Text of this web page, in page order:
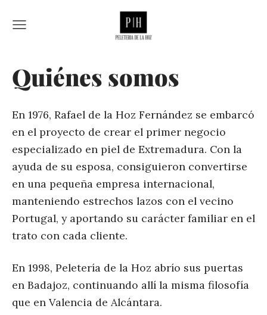
Quiénes somos
En 1976, Rafael de la Hoz Fernández se embarcó
en el proyecto de crear el primer negocio
especializado en piel de Extremadura. Con la
ayuda de su esposa, consiguieron convertirse
en una pequeña empresa internacional,
manteniendo estrechos lazos con el vecino
Portugal, y aportando su carácter familiar en el
trato con cada cliente.
En 1998, Peletería de la Hoz abrío sus puertas
en Badajoz, continuando allí la misma filosofía
que en Valencia de Alcántara.